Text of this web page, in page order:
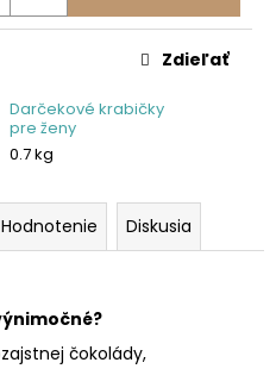
Darčekové krabičky
pre ženy
0.7 kg
Zdieľať
Hodnotenie Diskusia
čokolády,